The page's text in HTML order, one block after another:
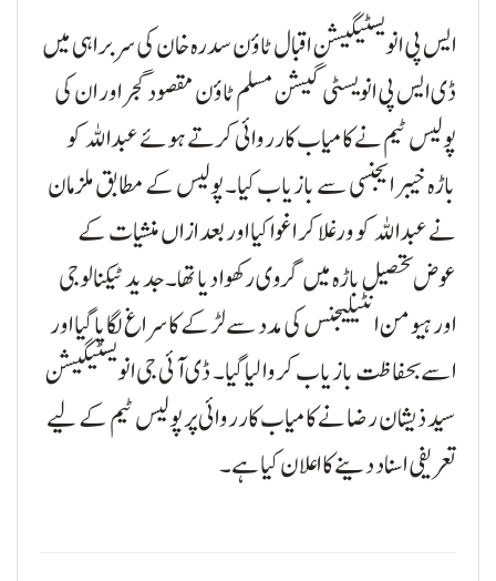
ایس پی انویسٹیگیشن اقبال ٹاؤن سدرہ خان کی سربراہی میں
ڈی ایس پی انویسٹی گیشن مسلم ٹاؤن مقصود گجر اور ان کی
پولیس ٹیم نے کامیاب کارروائی کرتے ہوئے عبداللہ کو
باڑہ خیبر ایجنسی سے بازیاب کیا۔ پولیس کے مطابق ملزمان
نے عبداللہ کو ورغلا کر اغوا کیا اور بعد ازاں منشیات کے
عوض تحصیل باڑہ میں گروی رکھوا دیا تھا۔ جدید ٹیکنالوجی
اور ہیومن انٹیلیجنس کی مدد سے لڑکے کا سراغ لگایا گیا اور
اسے بحفاظت بازیاب کروا لیا گیا۔ ڈی آئی جی انویسٹیگیشن
سید ذیشان رضا نے کامیاب کارروائی پر پولیس ٹیم کے لیے
تعریفی اسناد دینے کا اعلان کیا ہے۔